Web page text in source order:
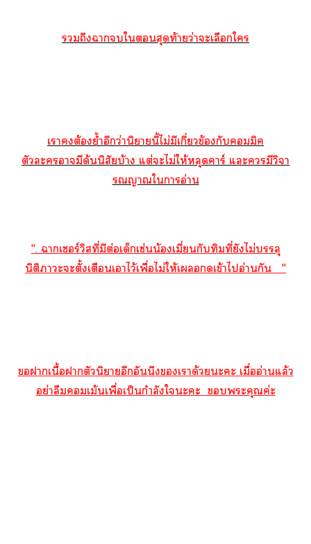
ถึงาใสุดท้ายว่าะเลือกใ
เาต้องย้ำอีกว่านิานี้ไม่มีเกี่ยวข้องกับคอมมิค
ตัวะามีด้นนิสัยบ้าง แต่ะไม่ให้หลุดาร์ แะมีวิจา
รณญาณใาอ่าน
". าเซอร์วิสที่มีต่อเด็กเช่นน้องเมี่ยนกับทิมที่ยังไม่บรรลุ
นิติาะะตั้งเตือนเาไว้เพื่อไม่ให้เเข้าไอ่านกัน "
าเนื้อาตัวนิยายอีกอันนึงเาด้วยะะ เมื่ออ่านแล้ว
อย่าลืมเม้นเพื่อเป็นกำลังใะะ ะคุณค่ะ